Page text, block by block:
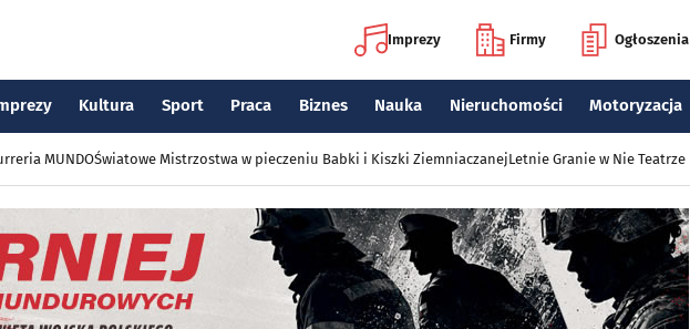
Imprezy Firmy Ogłoszenia
Kultura Sport Praca Biznes Nauka Nieruchomości Motoryzacja
MUNDOŚwiatowe Mistrzostwa w pieczeniu Babki i Kiszki ZiemniaczanejLetnie Granie w Nie Teatrze